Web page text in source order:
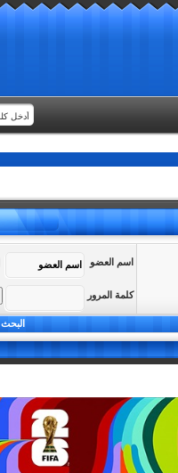
اسم العضو
كلمة المرور
البحث